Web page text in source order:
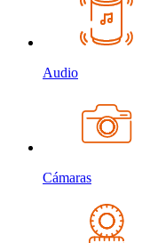
Audio
Cámaras